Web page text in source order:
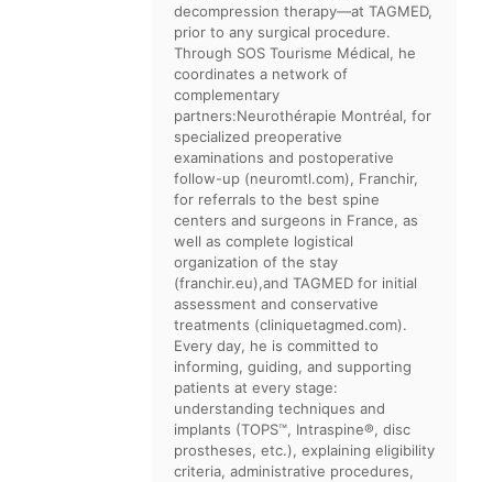
decompression therapy—at TAGMED,
prior to any surgical procedure.
Through SOS Tourisme Médical, he
coordinates a network of
complementary
partners:Neurothérapie Montréal, for
specialized preoperative
examinations and postoperative
follow-up (neuromtl.com), Franchir,
for referrals to the best spine
centers and surgeons in France, as
well as complete logistical
organization of the stay
(franchir.eu),and TAGMED for initial
assessment and conservative
treatments (cliniquetagmed.com).
Every day, he is committed to
informing, guiding, and supporting
patients at every stage:
understanding techniques and
implants (TOPS™, Intraspine®, disc
prostheses, etc.), explaining eligibility
criteria, administrative procedures,